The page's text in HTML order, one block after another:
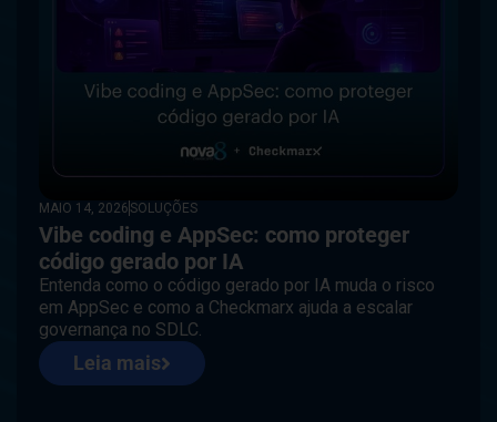
MAIO 14, 2026 SOLUÇÕES
Vibe coding e AppSec: como proteger
código gerado por IA
Entenda como o código gerado por IA muda o risco
em AppSec e como a Checkmarx ajuda a escalar
governança no SDLC.
Leia mais